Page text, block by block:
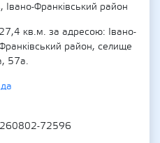
Франківський район
кв.м. за адресою: Івано-
район, селище
57а.
72596